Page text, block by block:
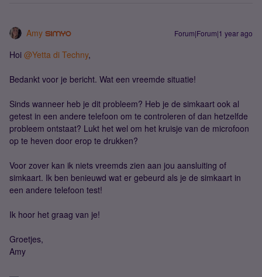
Amy Forum|Forum|1 year ago
Hoi ​ @Yetta di Techny,
Bedankt voor je bericht. Wat een vreemde situatie!
Sinds wanneer heb je dit probleem? Heb je de simkaart ook al
getest in een andere telefoon om te controleren of dan hetzelfde
probleem ontstaat? Lukt het wel om het kruisje van de microfoon
op te heven door erop te drukken?
Voor zover kan ik niets vreemds zien aan jou aansluiting of
simkaart. Ik ben benieuwd wat er gebeurd als je de simkaart in
een andere telefoon test!
Ik hoor het graag van je!
Groetjes,
Amy